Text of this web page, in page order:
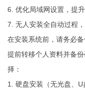
6. 优化局域网设置，提升
7. 无人安装全自动过程，
在安装系统前，请务必
提前转移个人资料并备
择：
1. 硬盘安装（无光盘、U